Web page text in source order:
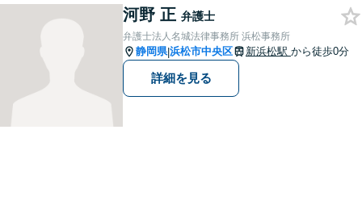
河野 正 弁護士
弁護士法人名城法律事務所 浜松事務所
静岡県|浜松市中央区 新浜松駅 から徒歩0分
詳細を見る